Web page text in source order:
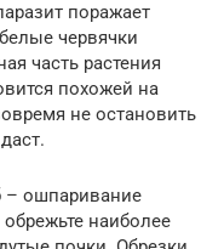
поражает
червячки
часть растения
похожей на
не остановить
– ошпаривание
наиболее